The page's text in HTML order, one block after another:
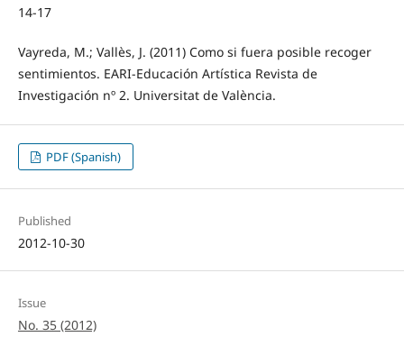
14-17
Vayreda, M.; Vallès, J. (2011) Como si fuera posible recoger
sentimientos. EARI-Educación Artística Revista de
Investigación nº 2. Universitat de València.
PDF (Spanish)
Published
2012-10-30
Issue
No. 35 (2012)